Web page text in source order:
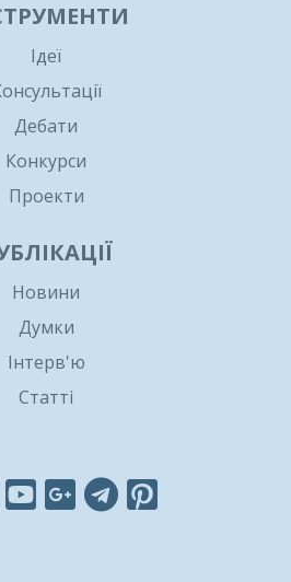
Ідеї
Дебати
Конкурси
Проекти
Новини
Думки
Інтерв'ю
Статті